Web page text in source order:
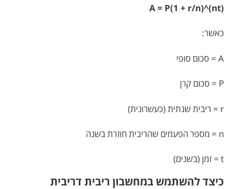
A = P(1 + r/n)^(nt)
כאשר:
A = סכום סופי
P = סכום קרן
r = ריבית שנתית (כעשרונית)
n = מספר הפעמים שהריבית חוזרת בשנה
t = זמן (בשנים)
כיצד להשתמש במחשבון ריבית דריבית